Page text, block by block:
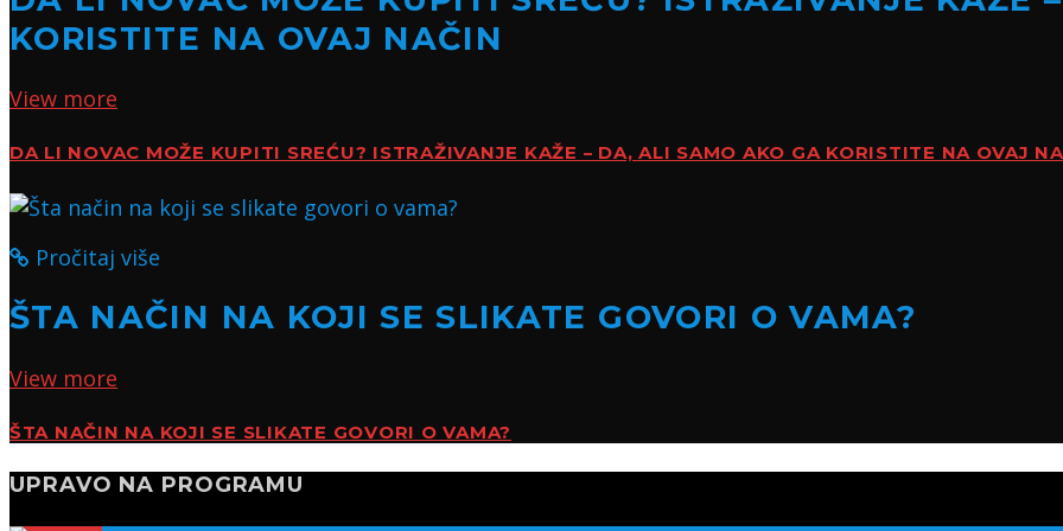
KORISTITE NA OVAJ NAČIN
View more
DA LI NOVAC MOŽE KUPITI SREĆU? ISTRAŽIVANJE KAŽE – DA, ALI SAMO AKO GA KORISTITE NA OVAJ
Pročitaj više
ŠTA NAČIN NA KOJI SE SLIKATE GOVORI O VAMA?
View more
ŠTA NAČIN NA KOJI SE SLIKATE GOVORI O VAMA?
UPRAVO NA PROGRAMU